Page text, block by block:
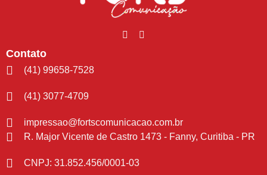
Contato
(41) 99658-7528
(41) 3077-4709
impressao@fortscomunicacao.com.br
R. Major Vicente de Castro 1473 - Fanny, Curitiba - PR
CNPJ: 31.852.456/0001-03